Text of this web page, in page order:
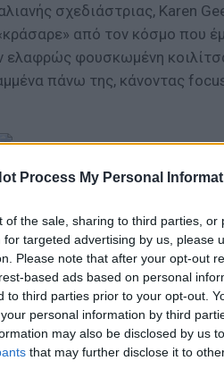
Process My Personal
of the sale, sharing to third parties,
targeted advertising by us, please
Please note that after your opt-out
based ads based on personal
to third parties prior to your opt-out.
personal information by third
may also be disclosed by us
that may further disclose it to
σχεδιάστριας, Karen
από τον κόσμο που
ελαφρώς φουσκωμένη
πάνω της, κάνοντας